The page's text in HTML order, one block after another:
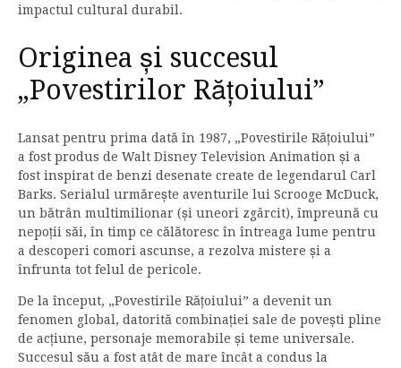
impactul cultural durabil.
Originea și succesul
„Povestirilor Rățoiului”
Lansat pentru prima dată în 1987, „Povestirile Rățoiului”
a fost produs de Walt Disney Television Animation și a
fost inspirat de benzi desenate create de legendarul Carl
Barks. Serialul urmărește aventurile lui Scrooge McDuck,
un bătrân multimilionar (și uneori zgârcit), împreună cu
nepoții săi, în timp ce călătoresc în întreaga lume pentru
a descoperi comori ascunse, a rezolva mistere și a
înfrunta tot felul de pericole.
De la început, „Povestirile Rățoiului” a devenit un
fenomen global, datorită combinației sale de povești pline
de acțiune, personaje memorabile și teme universale.
Succesul său a fost atât de mare încât a condus la